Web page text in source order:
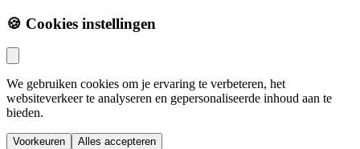
🍪 Cookies instellingen
We gebruiken cookies om je ervaring te verbeteren, het
websiteverkeer te analyseren en gepersonaliseerde inhoud aan te
bieden.
Voorkeuren Alles accepteren